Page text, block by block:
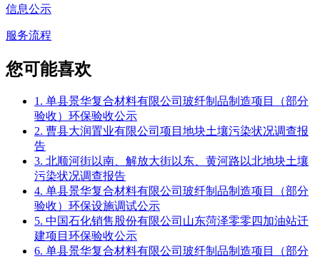
信息公示
服务流程
您可能喜欢
1. 单县景华复合材料有限公司玻纤制品制造项目（部分
验收）环保验收公示
2. 曹县大润置业有限公司项目地块土壤污染状况调查报
告
3. 北顺河街以南、解放大街以东、黄河路以北地块土壤
污染状况调查报告
4. 单县景华复合材料有限公司玻纤制品制造项目（部分
验收）环保设施调试公示
5. 中国石化销售股份有限公司山东菏泽零零四加油站迁
建项目环保验收公示
6. 单县景华复合材料有限公司玻纤制品制造项目（部分